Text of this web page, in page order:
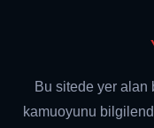
Bu sitede yer alan
kamuoyunu